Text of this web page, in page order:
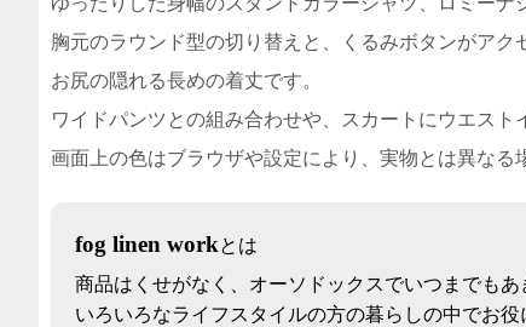
胸元のラウンド型の切り替えと、くるみボタンがアク
お尻の隠れる長めの着丈です。
ワイドパンツとの組み合わせや、スカートにウエスト
画面上の色はブラウザや設定により、実物とは異なる
fog linen workとは
商品はくせがなく、オーソドックスでいつまでも
いろいろなライフスタイルの方の暮らしの中でお